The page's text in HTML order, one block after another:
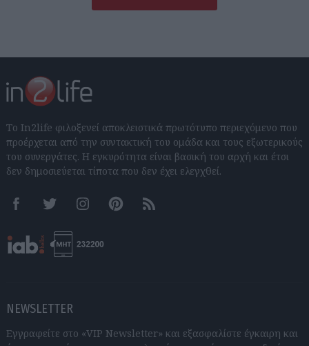
Το In2life φιλοξενεί αποκλειστικά πρωτότυπο περιεχόμενο που
προέρχεται από την συντακτική του ομάδα και τους εξωτερικούς
του συνεργάτες. Η εγκυρότητα είναι βασική του αρχή και έτσι
δεν δημοσιεύεται τίποτα που δεν έχει ελεγχθεί.
FacebookTwitter InstagramPinterestRSS feeds
NEWSLETTER
Εγγραφείτε στο «VIP Newsletter» και εξασφαλίστε έγκαιρη και